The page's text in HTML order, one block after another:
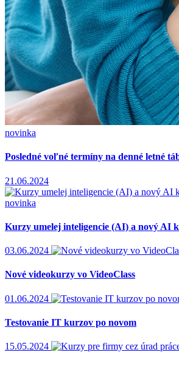
novinka
Posledné voľné termíny na denné letné
21.06.2024
novinka
Kurzy umelej inteligencie (AI) a nový AI
03.06.2024
Nové videokurzy vo VideoClass
01.06.2024
Testovanie IT kurzov po novom
15.05.2024